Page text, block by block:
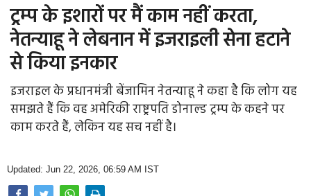
Office Office
Political Gossips
Farm & Food
Opinion
Photo Gallery
ट्रम्प के इशारों पर मैं काम नहीं करता,
नेतन्याहू ने लेबनान में इजराइली सेना हटाने
से किया इनकार
इजराइल के प्रधानमंत्री बेंजामिन नेतन्याहू ने कहा है कि लोग यह
समझते हैं कि वह अमेरिकी राष्ट्रपति डोनाल्ड ट्रम्प के कहने पर
काम करते हैं, लेकिन यह सच नहीं है।
Updated: Jun 22, 2026, 06:59 AM IST